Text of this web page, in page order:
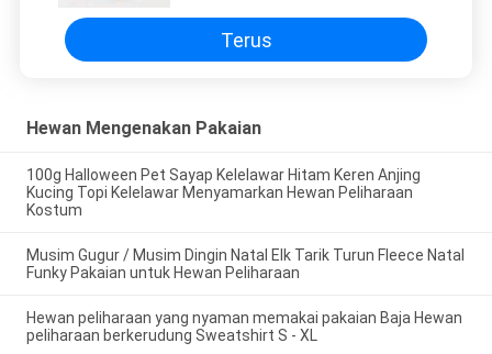
Terus
Hewan Mengenakan Pakaian
100g Halloween Pet Sayap Kelelawar Hitam Keren Anjing
Kucing Topi Kelelawar Menyamarkan Hewan Peliharaan
Kostum
Musim Gugur / Musim Dingin Natal Elk Tarik Turun Fleece Natal
Funky Pakaian untuk Hewan Peliharaan
Hewan peliharaan yang nyaman memakai pakaian Baja Hewan
peliharaan berkerudung Sweatshirt S - XL